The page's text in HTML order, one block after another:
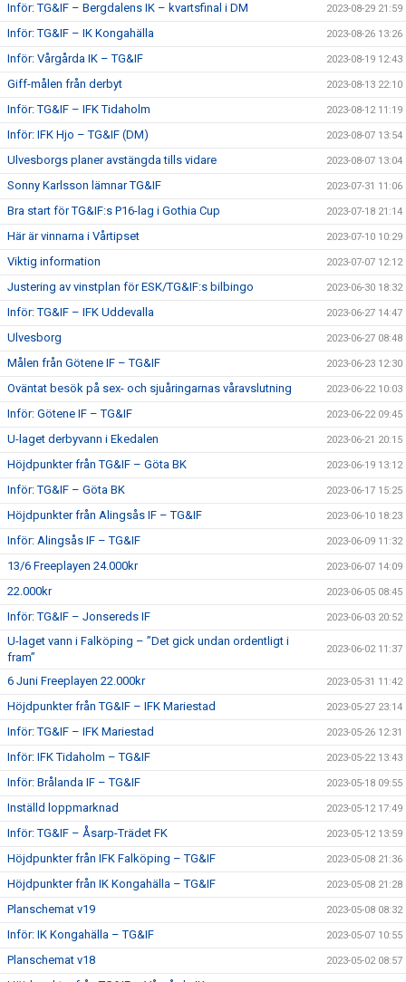
Inför: TG&IF – Bergdalens IK – kvartsfinal i DM 2023-08-29 21:59
Inför: TG&IF – IK Kongahälla 2023-08-26 13:26
Inför: Vårgårda IK – TG&IF 2023-08-19 12:43
Giff-målen från derbyt 2023-08-13 22:10
Inför: TG&IF – IFK Tidaholm 2023-08-12 11:19
Inför: IFK Hjo – TG&IF (DM) 2023-08-07 13:54
Ulvesborgs planer avstängda tills vidare 2023-08-07 13:04
Sonny Karlsson lämnar TG&IF 2023-07-31 11:06
Bra start för TG&IF:s P16-lag i Gothia Cup 2023-07-18 21:14
Här är vinnarna i Vårtipset 2023-07-10 10:29
Viktig information 2023-07-07 12:12
Justering av vinstplan för ESK/TG&IF:s bilbingo 2023-06-30 18:32
Inför: TG&IF – IFK Uddevalla 2023-06-27 14:47
Ulvesborg 2023-06-27 08:48
Målen från Götene IF – TG&IF 2023-06-23 12:30
Oväntat besök på sex- och sjuåringarnas våravslutning 2023-06-22 10:03
Inför: Götene IF – TG&IF 2023-06-22 09:45
U-laget derbyvann i Ekedalen 2023-06-21 20:15
Höjdpunkter från TG&IF – Göta BK 2023-06-19 13:12
Inför: TG&IF – Göta BK 2023-06-17 15:25
Höjdpunkter från Alingsås IF – TG&IF 2023-06-10 18:23
Inför: Alingsås IF – TG&IF 2023-06-09 11:32
13/6 Freeplayen 24.000kr 2023-06-07 14:09
22.000kr 2023-06-05 08:45
Inför: TG&IF – Jonsereds IF 2023-06-03 20:52
U-laget vann i Falköping – ”Det gick undan ordentligt i
fram”
2023-06-02 11:37
6 Juni Freeplayen 22.000kr 2023-05-31 11:42
Höjdpunkter från TG&IF – IFK Mariestad 2023-05-27 23:14
Inför: TG&IF – IFK Mariestad 2023-05-26 12:31
Inför: IFK Tidaholm – TG&IF 2023-05-22 13:43
Inför: Brålanda IF – TG&IF 2023-05-18 09:55
Inställd loppmarknad 2023-05-12 17:49
Inför: TG&IF – Åsarp-Trädet FK 2023-05-12 13:59
Höjdpunkter från IFK Falköping – TG&IF 2023-05-08 21:36
Höjdpunkter från IK Kongahälla – TG&IF 2023-05-08 21:28
Planschemat v19 2023-05-08 08:32
Inför: IK Kongahälla – TG&IF 2023-05-07 10:55
Planschemat v18 2023-05-02 08:57